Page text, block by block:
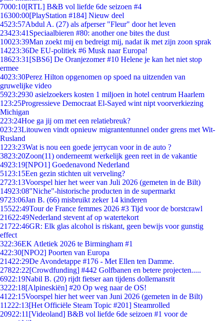
7000:10[RTL] B&B vol liefde 6de seizoen #4
16300:00[PlayStation #184] Nieuw deel
4523:57Abdul A. (27) als afperser "Fleur" door het leven
23423:41 Speciaalbieren #80: another one bites the dust
10023:39Man zoekt mij en bedreigt mij, nadat ik met zijn zoon sprak
14223:36De EU-politiek #6 Musk naar Europa!
18623:31 [SBS6] De Oranjezomer #10 Helene je kan het niet stop
ermee
4023:30Perez Hilton opgenomen op spoed na uitzenden van
gruwelijke video
5923:2930 asielzoekers kosten 1 miljoen in hotel centrum Haarlem
1 23:25Progressieve Democraat El-Sayed wint nipt voorverkiezing
Michigan
223:24Hoe ga jij om met een relatiebreuk?
023:23Litouwen vindt opnieuw migrantentunnel onder grens met Wit-
Rusland
1223:23Wat is nou een goede jerrycan voor in de auto ?
3823:20Zoon(11) onderneemt werkelijk geen reet in de vakantie
4923:19[NPO1] Goedenavond Nederland
51 23:15Een gezin stichten uit verveling?
2723:13Voorspel hier het weer van Juli 2026 (gemeten in de Bilt)
14923:08"Niche"-historische producten in de supermarkt
9723:06Jan B. (66) misbruikt zeker 14 kinderen
15522:49Tour de France femmes 2026 #3 Tijd voor de borstcrawl
21622:49Nederland stevent af op watertekort
21722:46GR: Elk glas alcohol is riskant, geen bewijs voor gunstig
effect
322:36EK Atletiek 2026 te Birmingham #1
422:30[NPO2] Poorten van Europa
21422:29De Avondetappe #176 - Met Ellen ten Damme.
27822:22[Crowdfunding] #442 Golfbanen en betere projecten.....
6922:19Nabil B. (20) rijdt fietser aan tijdens dollemansrit
3222:18[Alpineskiën] #20 Op weg naar de OS!
41 22:15Voorspel hier het weer van Juni 2026 (gemeten in de Bilt)
11222:13[Het Officiële Steam Topic #201] Steamrolled
20922:11 [Videoland] B&B vol liefde 6de seizoen #1 voor de